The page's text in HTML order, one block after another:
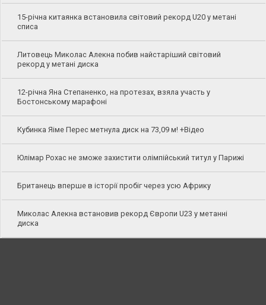
15-річна китаянка встановила світовий рекорд U20 у метані
списа
Литовець Миколас Алекна побив найстаріший світовий
рекорд у метані диска
12-річна Яна Степаненко, на протезах, взяла участь у
Бостонському марафоні
Кубинка Яіме Перес метнула диск на 73,09 м! +Відео
Юлімар Рохас не зможе захистити олімпійський титул у Парижі
Британець вперше в історії пробіг через усю Африку
Миколас Алекна встановив рекорд Європи U23 у метанні
диска